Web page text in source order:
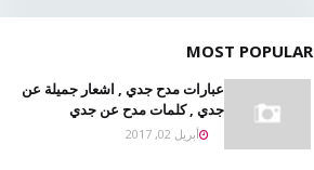
MOST POPULAR
عبارات مدح جدي , اشعار جميلة عن
جدي , كلمات مدح عن جدي
أبريل 02, 2017